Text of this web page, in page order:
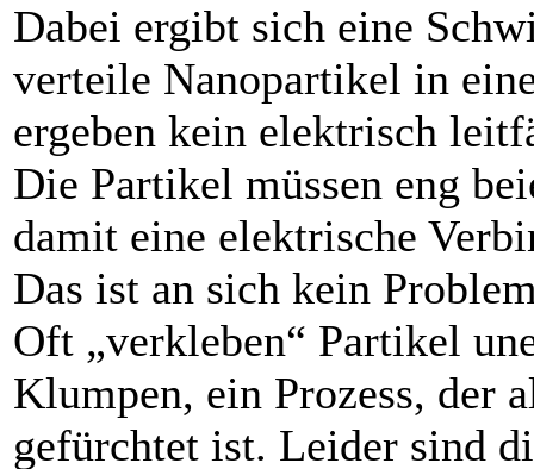
Dabei ergibt sich eine
verteile Nanopartikel in
ergeben kein elektrisch
Die Partikel müssen eng
damit eine elektrische
Das ist an sich kein
Oft „verkleben“ Partikel
Klumpen, ein Prozess, der
gefürchtet ist. Leider sind